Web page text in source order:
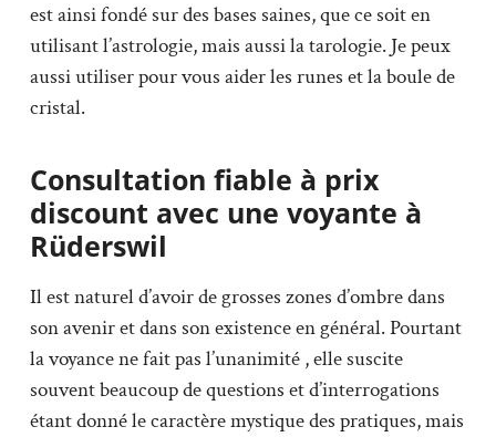
est ainsi fondé sur des bases saines, que ce soit en
utilisant l’astrologie, mais aussi la tarologie. Je peux
aussi utiliser pour vous aider les runes et la boule de
cristal.
Consultation fiable à prix
discount avec une voyante à
Rüderswil
Il est naturel d’avoir de grosses zones d’ombre dans
son avenir et dans son existence en général. Pourtant
la voyance ne fait pas l’unanimité , elle suscite
souvent beaucoup de questions et d’interrogations
étant donné le caractère mystique des pratiques, mais